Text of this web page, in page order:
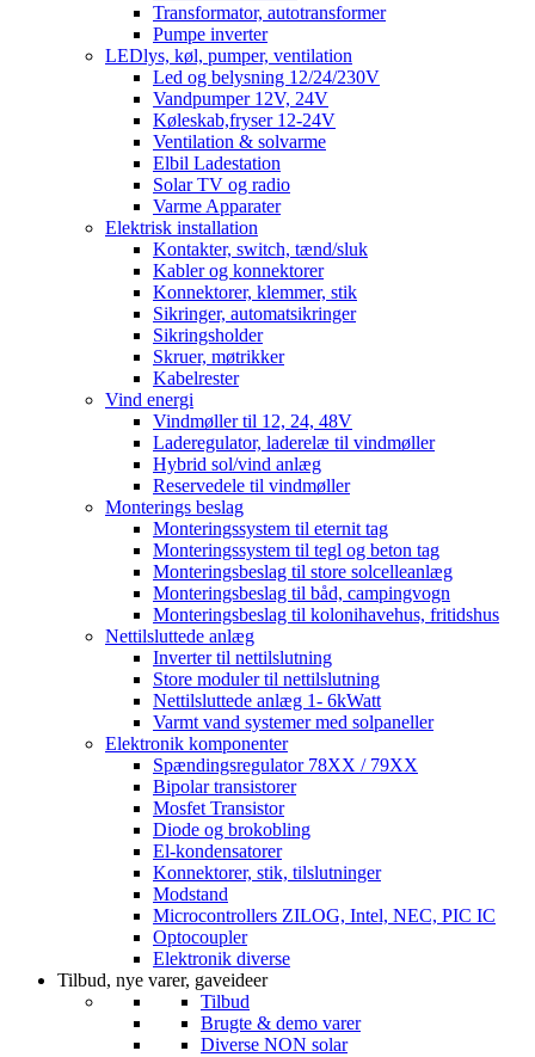
Transformator, autotransformer
Pumpe inverter
LEDlys, køl, pumper, ventilation
Led og belysning 12/24/230V
Vandpumper 12V, 24V
Køleskab,fryser 12-24V
Ventilation & solvarme
Elbil Ladestation
Solar TV og radio
Varme Apparater
Elektrisk installation
Kontakter, switch, tænd/sluk
Kabler og konnektorer
Konnektorer, klemmer, stik
Sikringer, automatsikringer
Sikringsholder
Skruer, møtrikker
Kabelrester
Vind energi
Vindmøller til 12, 24, 48V
Laderegulator, laderelæ til vindmøller
Hybrid sol/vind anlæg
Reservedele til vindmøller
Monterings beslag
Monteringssystem til eternit tag
Monteringssystem til tegl og beton tag
Monteringsbeslag til store solcelleanlæg
Monteringsbeslag til båd, campingvogn
Monteringsbeslag til kolonihavehus, fritidshus
Nettilsluttede anlæg
Inverter til nettilslutning
Store moduler til nettilslutning
Nettilsluttede anlæg 1- 6kWatt
Varmt vand systemer med solpaneller
Elektronik komponenter
Spændingsregulator 78XX / 79XX
Bipolar transistorer
Mosfet Transistor
Diode og brokobling
El-kondensatorer
Konnektorer, stik, tilslutninger
Modstand
Microcontrollers ZILOG, Intel, NEC, PIC IC
Optocoupler
Elektronik diverse
Tilbud, nye varer, gaveideer
Tilbud
Brugte & demo varer
Diverse NON solar